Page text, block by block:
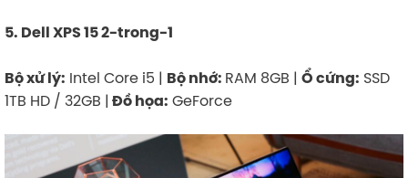
5. Dell XPS 15 2-trong-1
Bộ xử lý: Intel Core i5 | Bộ nhớ: RAM 8GB | Ổ cứng: SSD
1TB HD / 32GB | Đồ họa: GeForce